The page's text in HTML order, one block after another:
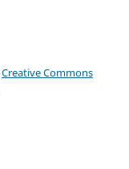
Creative Commons